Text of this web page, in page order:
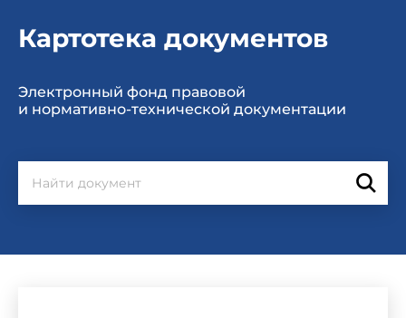
Картотека документов
Электронный фонд правовой
и нормативно-технической документации